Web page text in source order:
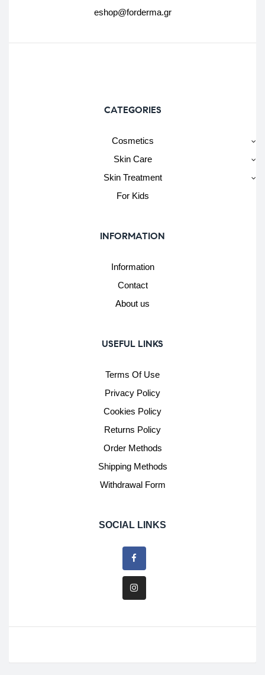
eshop@forderma.gr
CATEGORIES
Cosmetics
Skin Care
Skin Treatment
For Kids
INFORMATION
Information
Contact
About us
USEFUL LINKS
Terms Of Use
Privacy Policy
Cookies Policy
Returns Policy
Order Methods
Shipping Methods
Withdrawal Form
SOCIAL LINKS